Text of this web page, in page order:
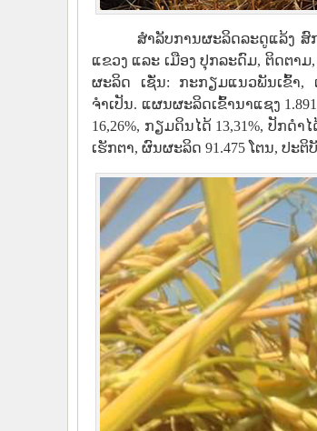
ສຳລັບການຜະລິດລະດູແລ້ງ ສົ
ແຂວງ ແລະ ເມືອງ ປຸກລະດົມ, ຕິດຕາ
ຜະລິດ ເຊັ່ນ: ກະກຽມແນວພັນເຂົ້າ,
ຈຳເປັນ. ແຜນຜະລິດເຂົ້ານາແຊງ
16,26%, ກຽມດິນໄດ້ 13,31%, ປັກດ
ເຮັກຕາ, ຜົນຜະລິດ 91.475 ໂຕນ, ປະ